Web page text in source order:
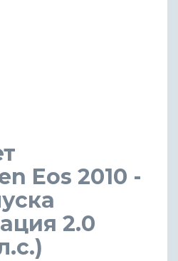
Eos 2010 -
2.0